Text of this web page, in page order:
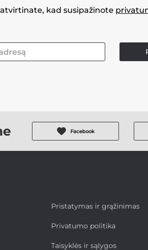
kad susipažinote
Facebook
Pristatymas ir grąžinimas
Privatumo politika
Taisyklės ir sąlygos